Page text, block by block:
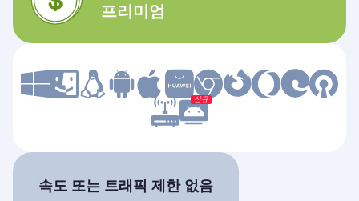
프리미엄
신규
속도 또는 트래픽 제한 없음